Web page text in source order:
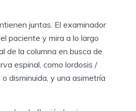
juntas. El examinador
paciente y mira a lo largo
de la columna en busca de
espinal, como lordosis /
disminuida, y una asimetría